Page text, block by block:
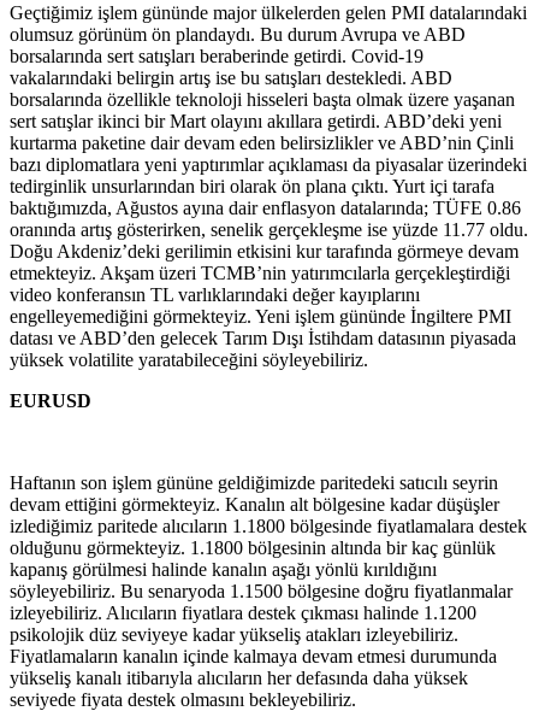
Geçtiğimiz işlem gününde major ülkelerden gelen PMI datalarındaki
olumsuz görünüm ön plandaydı. Bu durum Avrupa ve ABD
borsalarında sert satışları beraberinde getirdi. Covid-19
vakalarındaki belirgin artış ise bu satışları destekledi. ABD
borsalarında özellikle teknoloji hisseleri başta olmak üzere yaşanan
sert satışlar ikinci bir Mart olayını akıllara getirdi. ABD’deki yeni
kurtarma paketine dair devam eden belirsizlikler ve ABD’nin Çinli
bazı diplomatlara yeni yaptırımlar açıklaması da piyasalar üzerindeki
tedirginlik unsurlarından biri olarak ön plana çıktı. Yurt içi tarafa
baktığımızda, Ağustos ayına dair enflasyon datalarında; TÜFE 0.86
oranında artış gösterirken, senelik gerçekleşme ise yüzde 11.77 oldu.
Doğu Akdeniz’deki gerilimin etkisini kur tarafında görmeye devam
etmekteyiz. Akşam üzeri TCMB’nin yatırımcılarla gerçekleştirdiği
video konferansın TL varlıklarındaki değer kayıplarını
engelleyemediğini görmekteyiz. Yeni işlem gününde İngiltere PMI
datası ve ABD’den gelecek Tarım Dışı İstihdam datasının piyasada
yüksek volatilite yaratabileceğini söyleyebiliriz.
EURUSD
Haftanın son işlem gününe geldiğimizde paritedeki satıcılı seyrin
devam ettiğini görmekteyiz. Kanalın alt bölgesine kadar düşüşler
izlediğimiz paritede alıcıların 1.1800 bölgesinde fiyatlamalara destek
olduğunu görmekteyiz. 1.1800 bölgesinin altında bir kaç günlük
kapanış görülmesi halinde kanalın aşağı yönlü kırıldığını
söyleyebiliriz. Bu senaryoda 1.1500 bölgesine doğru fiyatlanmalar
izleyebiliriz. Alıcıların fiyatlara destek çıkması halinde 1.1200
psikolojik düz seviyeye kadar yükseliş atakları izleyebiliriz.
Fiyatlamaların kanalın içinde kalmaya devam etmesi durumunda
yükseliş kanalı itibarıyla alıcıların her defasında daha yüksek
seviyede fiyata destek olmasını bekleyebiliriz.